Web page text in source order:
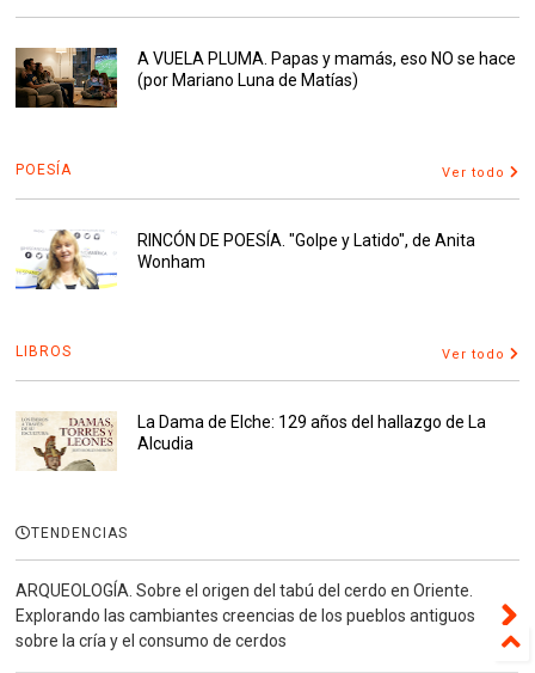
A VUELA PLUMA. Papas y mamás, eso NO se hace
(por Mariano Luna de Matías)
POESÍA Ver todo
RINCÓN DE POESÍA. "Golpe y Latido", de Anita
Wonham
LIBROS Ver todo
La Dama de Elche: 129 años del hallazgo de La
Alcudia
TENDENCIAS
ARQUEOLOGÍA. Sobre el origen del tabú del cerdo en Oriente.
Explorando las cambiantes creencias de los pueblos antiguos
sobre la cría y el consumo de cerdos